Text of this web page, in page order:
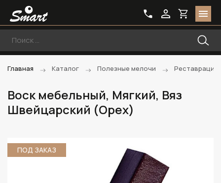
Главная Каталог Полезные мелочи
Воск мебельный, Мягкий, Вяз
Швейцарский (Орех)
ПОД ЗАКАЗ